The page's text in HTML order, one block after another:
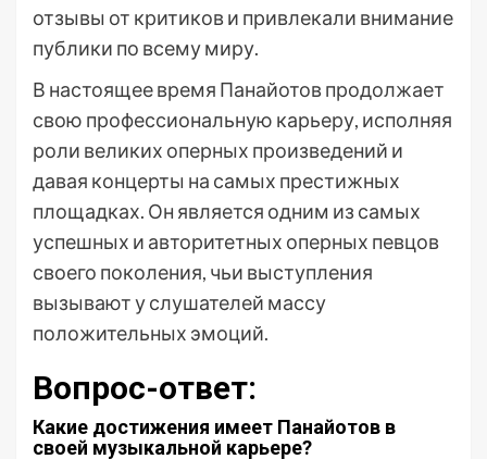
отзывы от критиков и привлекали внимание
публики по всему миру.
В настоящее время Панайотов продолжает
свою профессиональную карьеру, исполняя
роли великих оперных произведений и
давая концерты на самых престижных
площадках. Он является одним из самых
успешных и авторитетных оперных певцов
своего поколения, чьи выступления
вызывают у слушателей массу
положительных эмоций.
Вопрос-ответ:
Какие достижения имеет Панайотов в
своей музыкальной карьере?